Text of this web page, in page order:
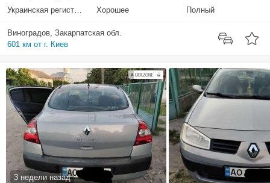
Украинская регистрация
Хорошее Полный
Виноградов, Закарпатская обл.
601 км от г. Киев
3 недели назад